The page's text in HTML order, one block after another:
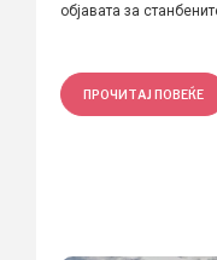
објавата за
ПРОЧИТАЈ ПОВЕЌЕ